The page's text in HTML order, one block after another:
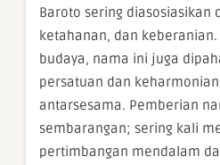
Baroto sering diasosiasikan
ketahanan, dan
budaya, nama ini juga
persatuan dan
antarsesama. Pemberian
sembarangan; sering kali
pertimbangan mendalam